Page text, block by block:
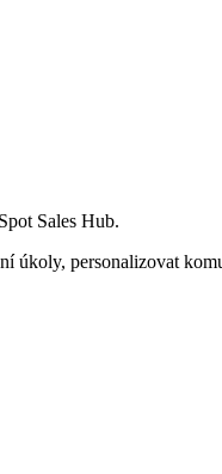
Sales Hub.
úkoly, personalizovat